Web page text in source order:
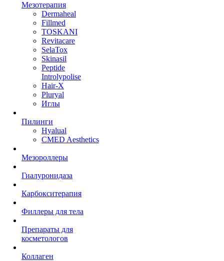
Мезотерапия
Dermaheal
Fillmed
TOSKANI
Revitacare
SelaTox
Skinasil
Peptide
Introlypolise
Hair-X
Pluryal
Иглы
Пилинги
Hyalual
CMED Aesthetics
Мезороллеры
Гиалуронидаза
Карбокситерапия
Филлеры для тела
Препараты для
косметологов
Коллаген